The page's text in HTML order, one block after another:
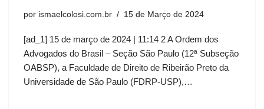
por ismaelcolosi.com.br 15 de Março de 2024
[ad_1] 15 de março de 2024 | 11:14 2 A Ordem dos
Advogados do Brasil – Seção São Paulo (12ª Subseção
OABSP), a Faculdade de Direito de Ribeirão Preto da
Universidade de São Paulo (FDRP-USP),…